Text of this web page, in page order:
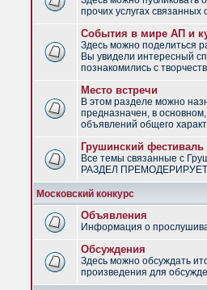
прочих услугах связанных
События в мире АП и
Здесь можно поделиться
Вы увидели интересный
познакомились с
Место встречи
В этом разделе можно
предназначен, в
объявлений общего
Грушинский
Все темы связанные с
РАЗДЕЛ
Московский конкурс
Объявления
Информация о
Обсуждения
Здесь можно обсуждать
произведения для